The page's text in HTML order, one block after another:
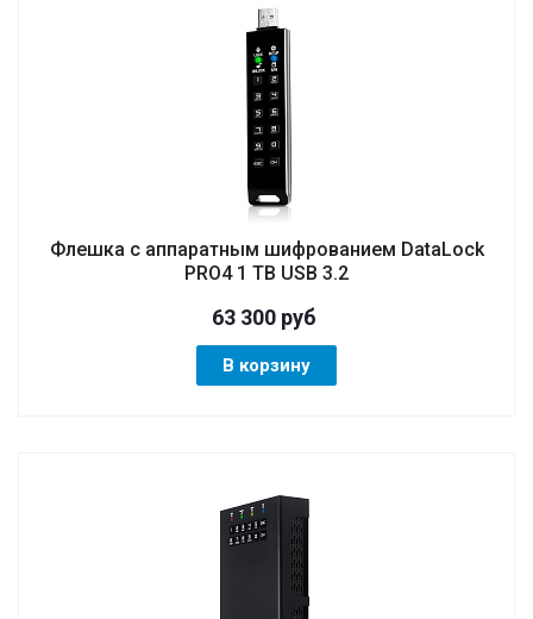
Флешка с аппаратным шифрованием DataLock
PRO4 1 TB USB 3.2
63 300руб
В корзину